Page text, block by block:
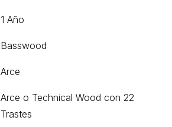
1 Año
Basswood
Arce
Arce o Technical Wood con 22
Trastes